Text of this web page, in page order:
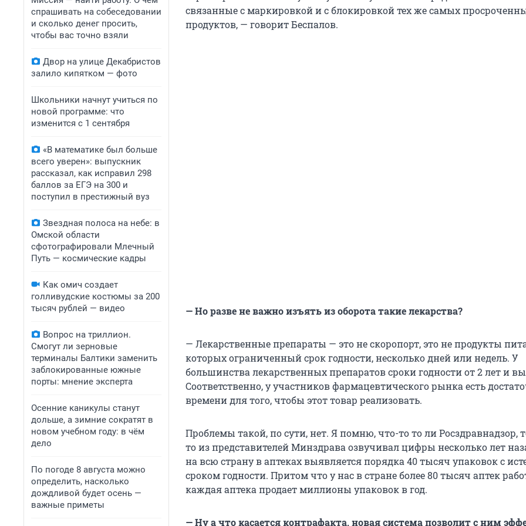
спрашивать на собеседовании
и сколько денег просить,
чтобы вас точно взяли
Двор на улице Декабристов
залило кипятком — фото
Школьники начнут учиться по
новой программе: что
изменится с 1 сентября
«В математике был больше
всего уверен»: выпускник
рассказал, как исправил 298
баллов за ЕГЭ на 300 и
поступил в престижный вуз
Звездная полоса на небе: в
Омской области
сфотографировали Млечный
Путь — космические кадры
Как омич создает
голливудские костюмы за 200
тысяч рублей — видео
Вопрос на триллион.
Смогут ли зерновые
терминалы Балтики заменить
заблокированные южные
порты: мнение эксперта
Осенние каникулы станут
дольше, а зимние сократят в
новом учебном году: в чём
дело
По погоде 8 августа можно
определить, насколько
дождливой будет осень —
важные приметы
связанные с маркировкой и с блокировкой тех же самых
продуктов, — говорит Беспалов.
— Но разве не важно изъять из оборота такие лекарства?
— Лекарственные препараты — это не скоропорт, это не продукты
которых ограниченный срок годности, несколько дней или недель. У
большинства лекарственных препаратов сроки годности от 2 лет и
Соответственно, у участников фармацевтического рынка есть
времени для того, чтобы этот товар реализовать.
Проблемы такой, по сути, нет. Я помню, что-то то ли Росздравнадзор,
то из представителей Минздрава озвучивал цифры несколько лет
на всю страну в аптеках выявляется порядка 40 тысяч упаковок с
сроком годности. Притом что у нас в стране более 80 тысяч аптек
каждая аптека продает миллионы упаковок в год.
— Ну а что касается контрафакта, новая система позволит с ним